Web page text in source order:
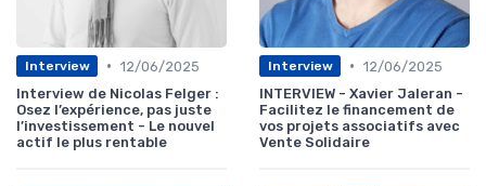
Interview • 12/06/2025
Interview de Nicolas Felger :
Osez l’expérience, pas juste
l’investissement - Le nouvel
actif le plus rentable
Interview • 12/06/2025
INTERVIEW - Xavier Jaleran -
Facilitez le financement de
vos projets associatifs avec
Vente Solidaire